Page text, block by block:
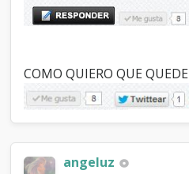
COMO QUIERO QUE QUEDE
angeluz